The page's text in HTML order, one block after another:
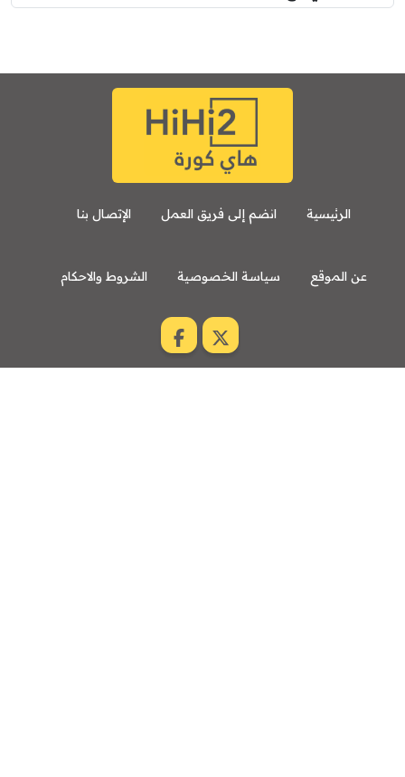
الرئيسية انضم إلى فريق العمل الإتصال بنا
عن الموقع سياسة الخصوصية الشروط والاحكام